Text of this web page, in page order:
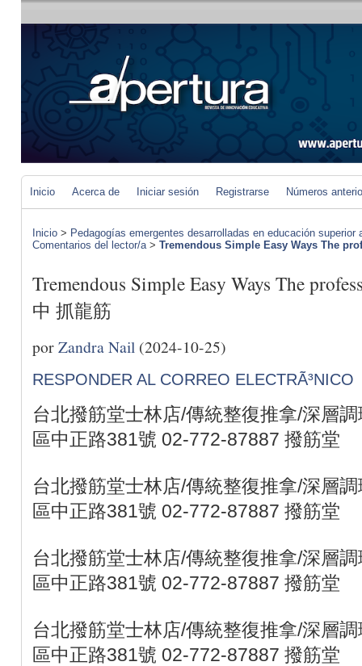
Inicio Acerca de Iniciar sesión Registrarse Números
Inicio > Pedagogías emergentes desarrolladas en educación
Comentarios del lector/a> Tremendous Simple Easy Ways The
Tremendous Simple Easy Ways The
中 抓龍筋
porZandra Nail (2024-10-25)
RESPONDER AL CORREO ELECTRÃ³NICO
台北撥筋堂士林店/傳統整復推拿/深層
區中正路381號 02-772-87887 撥筋堂
台北撥筋堂士林店/傳統整復推拿/深層
區中正路381號 02-772-87887 撥筋堂
台北撥筋堂士林店/傳統整復推拿/深層
區中正路381號 02-772-87887 撥筋堂
台北撥筋堂士林店/傳統整復推拿/深層
區中正路381號 02-772-87887 撥筋堂